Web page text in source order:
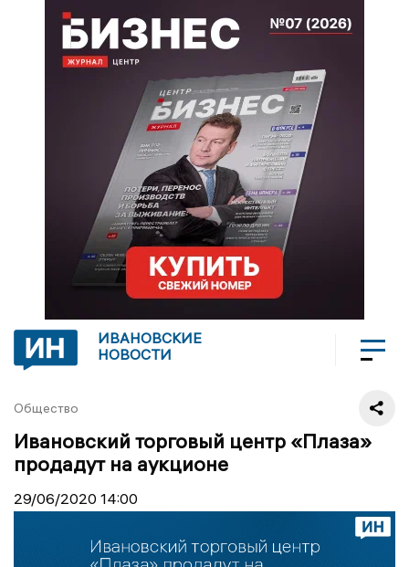
ИВАНОВСКИЕ
НОВОСТИ
Общество
Ивановский торговый центр «Плаза»
продадут на аукционе
29/06/2020 14:00